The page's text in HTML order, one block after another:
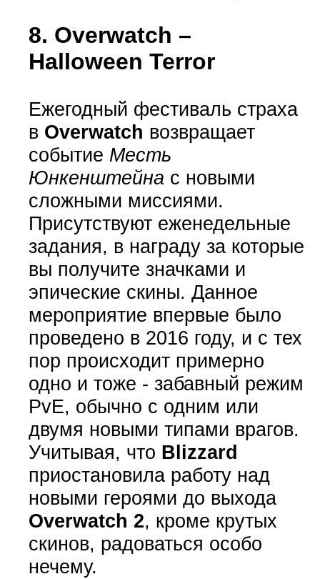
8. Overwatch –
Halloween Terror
Ежегодный фестиваль страха
в Overwatch возвращает
событие Месть
Юнкенштейна с новыми
сложными миссиями.
Присутствуют еженедельные
задания, в награду за которые
вы получите значками и
эпические скины. Данное
мероприятие впервые было
проведено в 2016 году, и с тех
пор происходит примерно
одно и тоже - забавный режим
PvE, обычно с одним или
двумя новыми типами врагов.
Учитывая, что Blizzard
приостановила работу над
новыми героями до выхода
Overwatch 2, кроме крутых
скинов, радоваться особо
нечему.